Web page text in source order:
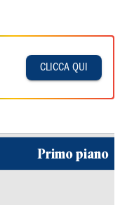
CLICCA QUI
Primo piano